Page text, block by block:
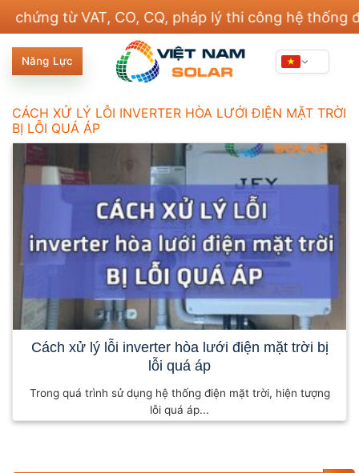
nội
dung
từ VAT, CO, CQ, pháp lý thi công hệ thống điện
Năng Lực
CÁCH XỬ LÝ LỖI INVERTER HÒA LƯỚI ĐIỆN MẶT TRỜI
BỊ LỖI QUÁ ÁP
Cách xử lý lỗi inverter hòa lưới điện mặt trời bị
lỗi quá áp
Trong quá trình sử dụng hệ thống điện mặt trời, hiện tượng
lỗi quá áp...